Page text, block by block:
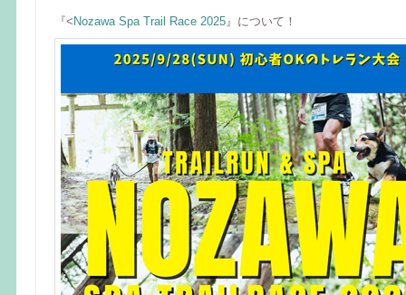
『<Nozawa Spa Trail Race 2025 』について！